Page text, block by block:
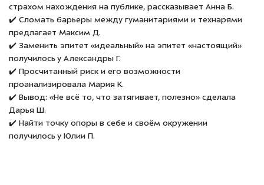
страхом нахождения на публике, рассказывает Анна Б.
✔️ Сломать барьеры между гуманитариями и технарями
предлагает Максим Д.
✔️ Заменить эпитет «идеальный» на эпитет «настоящий»
получилось у Александры Г.
✔️ Просчитанный риск и его возможности
проанализировала Мария К.
✔️ Вывод: «Не всё то, что затягивает, полезно» сделала
Дарья Ш.
✔️ Найти точку опоры в себе и своём окружении
получилось у Юлии П.